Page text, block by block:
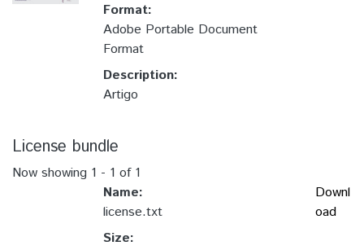
Format:
Adobe Portable Document
Format
Description:
Artigo
License bundle
Now showing 1 - 1 of 1
Name:
license.txt
Size:
Downl
oad